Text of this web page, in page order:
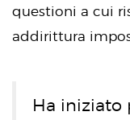
questioni a cui
addirittura
Ha iniziato